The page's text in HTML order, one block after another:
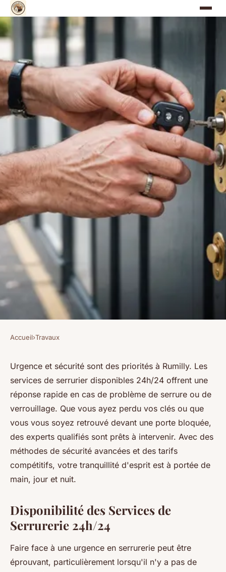
Serrurier à rumilly : urgences
24h/24, des experts à votre
service
Benjamin•6 janvier 2025•3 min de lecture
Accueil›Travaux
Urgence et sécurité sont des priorités à Rumilly. Les
services de serrurier disponibles 24h/24 offrent une
réponse rapide en cas de problème de serrure ou de
verrouillage. Que vous ayez perdu vos clés ou que
vous vous soyez retrouvé devant une porte bloquée,
des experts qualifiés sont prêts à intervenir. Avec des
méthodes de sécurité avancées et des tarifs
compétitifs, votre tranquillité d'esprit est à portée de
main, jour et nuit.
Disponibilité des Services de
Serrurerie 24h/24
Faire face à une urgence en serrurerie peut être
éprouvant, particulièrement lorsqu'il n'y a pas de